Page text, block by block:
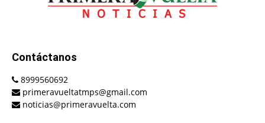
Contáctanos
8999560692
primeravueltatmps@gmail.com
noticias@primeravuelta.com